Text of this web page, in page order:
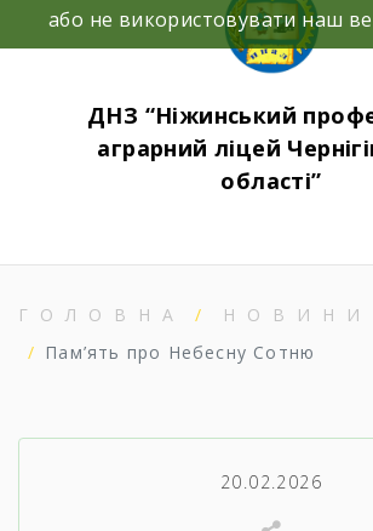
ДНЗ “Ніжинський
аграрний ліцей
області”
ГОЛОВНА
НОВИНИ
Пам’ять про Небесну Сотню
20.02.2026
або не використовувати наш